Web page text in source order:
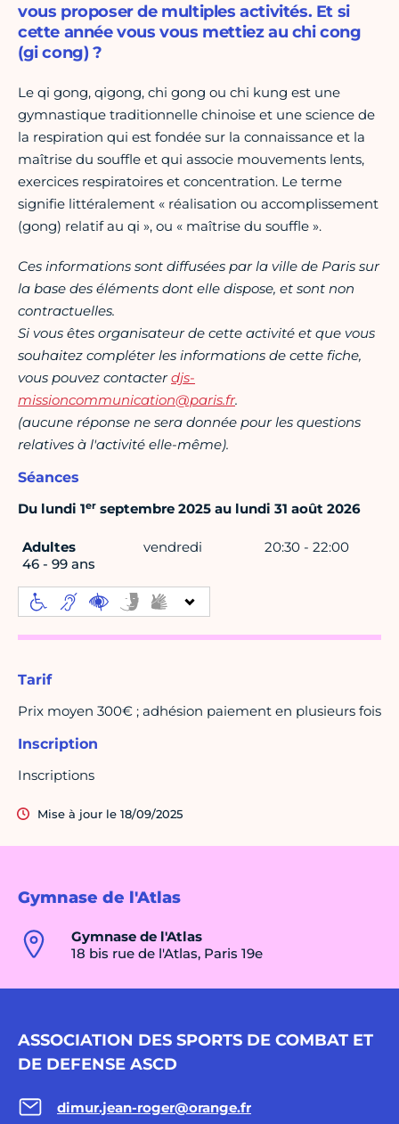
Gymnase de l'Atlas
Gymnase de l'Atlas
18 bis rue de l'Atlas, Paris 19e
ASSOCIATION DES SPORTS DE COMBAT ET
DE DEFENSE ASCD
dimur.jean-roger@orange.fr
vous proposer de multiples activités. Et si
cette année vous vous mettiez au chi cong
(gi cong) ?
Le qi gong, qigong, chi gong ou chi kung est une
gymnastique traditionnelle chinoise et une science de
la respiration qui est fondée sur la connaissance et la
maîtrise du souffle et qui associe mouvements lents,
exercices respiratoires et concentration. Le terme
signifie littéralement « réalisation ou accomplissement
(gong) relatif au qi », ou « maîtrise du souffle ».
Ces informations sont diffusées par la ville de Paris sur
la base des éléments dont elle dispose, et sont non
contractuelles.
Si vous êtes organisateur de cette activité et que vous
souhaitez compléter les informations de cette fiche,
vous pouvez contacterdjs-
missioncommunication@paris.fr.
(aucune réponse ne sera donnée pour les questions
relatives à l'activité elle-même).
Séances
Du lundi 1er septembre 2025 au lundi 31 août 2026
Adultes
46 - 99 ans
vendredi 20:30 - 22:00
Tarif
Prix moyen 300€ ; adhésion paiement en plusieurs fois
Inscription
Inscriptions
Mise à jour le 18/09/2025